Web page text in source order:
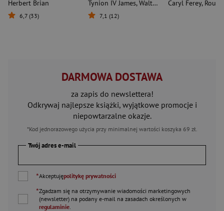
Herbert Brian
6,7 (33)
Tynion IV James,Walther Dell'Edera
7,1 (12)
Caryl Ferey, Rouge
DARMOWA DOSTAWA
za zapis do newslettera!
Odkrywaj najlepsze książki, wyjątkowe promocje i
niepowtarzalne okazje.
*Kod jednorazowego użycia przy minimalnej wartości koszyka 69 zł.
Twój adres e-mail
*Akceptujępolitykę prywatności
*Zgadzam się na otrzymywanie wiadomości marketingowych
(newsletter) na podany e-mail na zasadach określonych w
regulaminie